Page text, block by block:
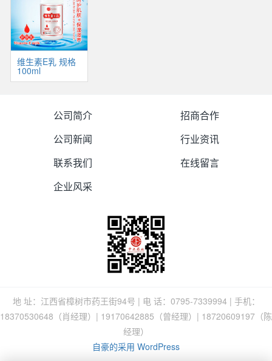
维生素E乳 规格
100ml
公司简介
招商合作
公司新闻
行业资讯
联系我们
在线留言
企业风采
地 址：江西省樟树市药王街94号 | 电 话：0795-7339994 | 手机：
18370530648（肖经理）| 19170642885（曾经理）| 18720609197（陈
经理）
自豪的采用 WordPress